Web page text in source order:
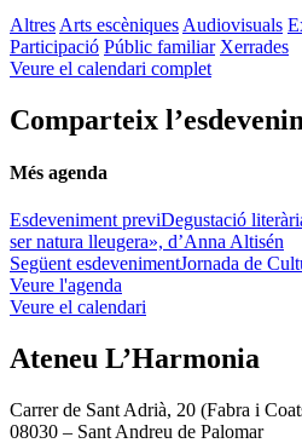
Altres Arts escèniques Audiovisuals
Participació Públic familiar Xerrades
Veure el calendari complet
Comparteix
Més agenda
Esdeveniment previDegustació
ser natura lleugera», d’Anna Altisén
Següent esdevenimentJornada de
Veure l'agenda
Veure el calendari
Ateneu L’Harmonia
Carrer de Sant Adrià, 20 (Fabra i
08030 – Sant Andreu de Palomar